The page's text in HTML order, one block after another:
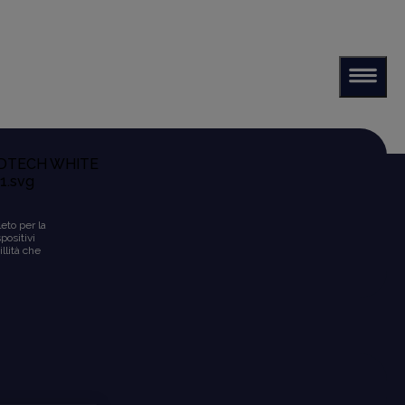
per la
che